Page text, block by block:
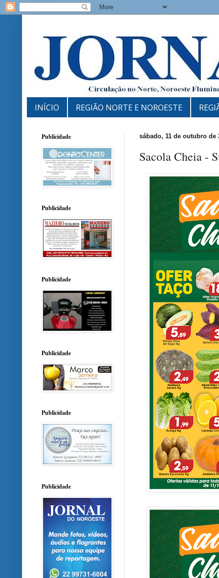
INÍCIO REGIÃO NORTE E NOROESTE
sábado, 11 de outubro de
Sacola Cheia -
Publicidade
Publicidade
Publicidade
Publicidade
Publicidade
Publicidade